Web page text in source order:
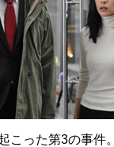
こった第3の事件